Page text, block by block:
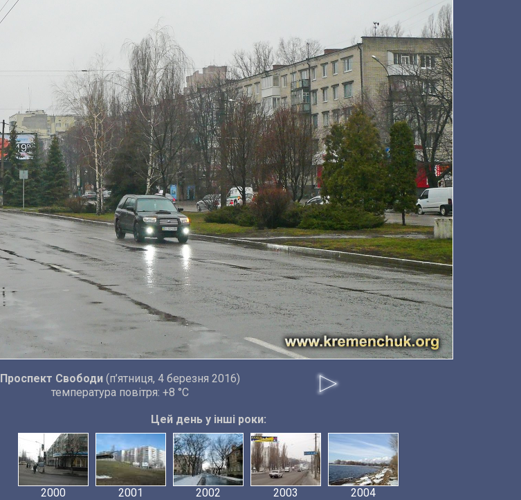
Проспект Свободи (п’ятниця, 4 березня 2016)
температура повітря: +8 °C
Цей день у інші роки:
2000 2001 2002 2003 2004